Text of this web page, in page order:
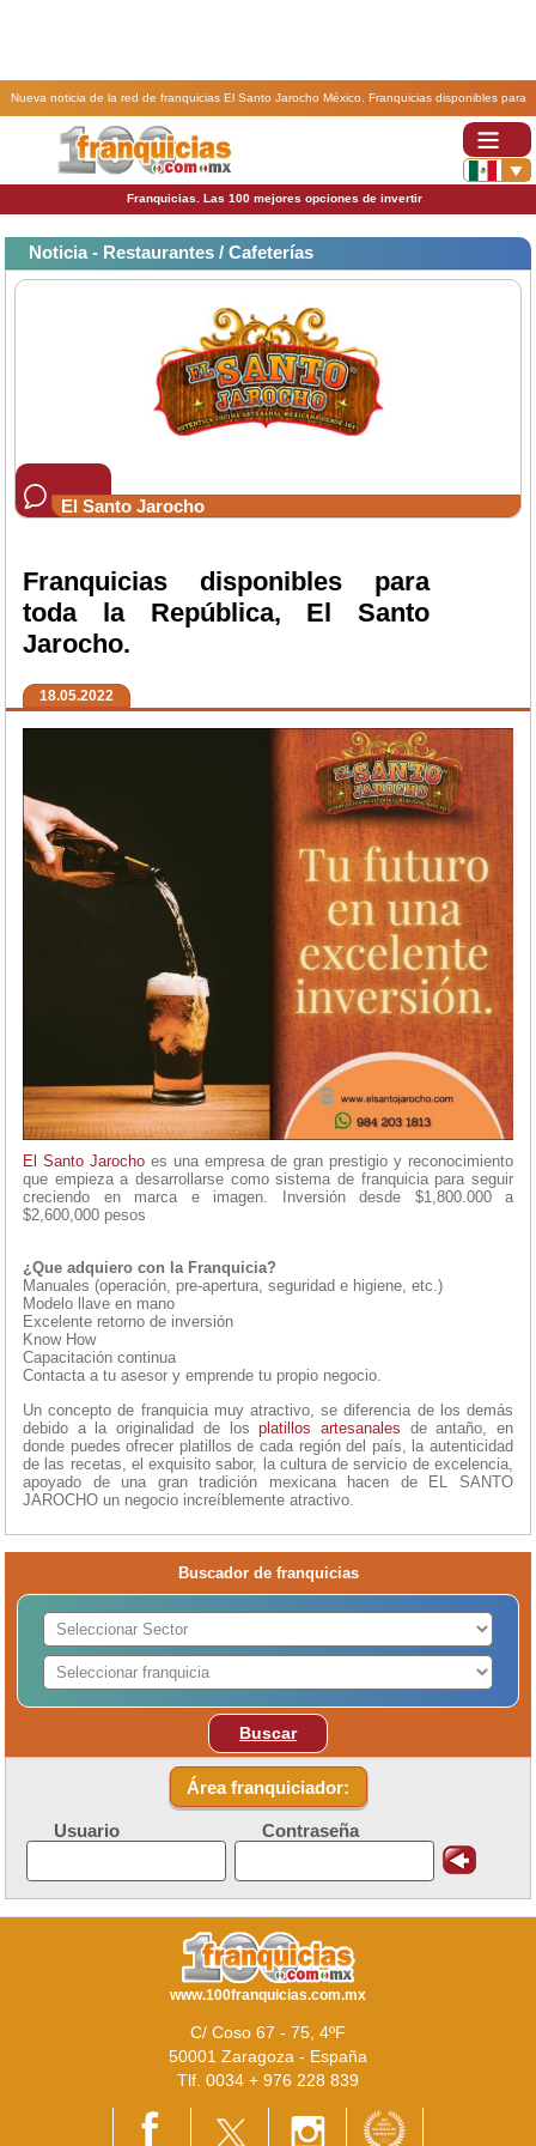
Nueva noticia de la red de franquicias El Santo Jarocho México. Franquicias disponibles para
toda la República, El Santo Jarocho..
Franquicias. Las 100 mejores opciones de invertir
Noticia - Restaurantes / Cafeterías
El Santo Jarocho
Franquicias disponibles para
toda la República, El Santo
Jarocho.
18.05.2022
El Santo Jarocho es una empresa de gran prestigio y reconocimiento
que empieza a desarrollarse como sistema de franquicia para seguir
creciendo en marca e imagen. Inversión desde $1,800.000 a
$2,600,000 pesos
¿Que adquiero con la Franquicia?
Manuales (operación, pre-apertura, seguridad e higiene, etc.)
Modelo llave en mano
Excelente retorno de inversión
Know How
Capacitación continua
Contacta a tu asesor y emprende tu propio negocio.
Un concepto de franquicia muy atractivo, se diferencia de los demás
debido a la originalidad de losplatillos artesanales de antaño, en
donde puedes ofrecer platillos de cada región del país, la autenticidad
de las recetas, el exquisito sabor, la cultura de servicio de excelencia,
apoyado de una gran tradición mexicana hacen de EL SANTO
JAROCHO un negocio increíblemente atractivo.
Buscador de franquicias
Buscar
Área franquiciador:
Usuario Contraseña
www.100franquicias.com.mx
C/ Coso 67 - 75, 4ºF
50001 Zaragoza - España
Tlf. 0034 + 976 228 839